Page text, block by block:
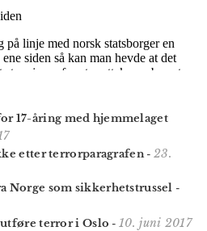
17-åring med hjemmelaget
etter terrorparagrafen- 23.
Norge som sikkerhetstrussel -
terror i Oslo -10. juni 2017